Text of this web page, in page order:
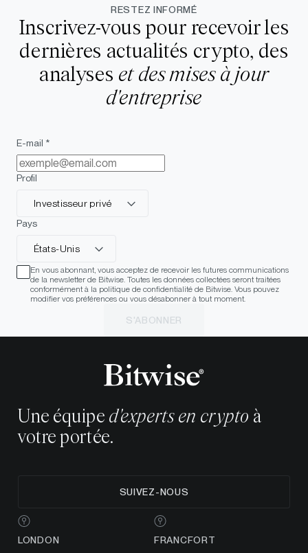
RESTEZ INFORMÉ
Inscrivez-vous pour recevoir les
dernières actualités crypto, des
analyses et des mises à jour
d'entreprise
E-mail *
Profil
Investisseur privé
Pays
États-Unis
En vous abonnant, vous acceptez de recevoir les futures communications
de la newsletter de Bitwise. Toutes les données collectées seront traitées
conformément à la politique de confidentialité de Bitwise. Vous pouvez
modifier vos préférences ou vous désabonner à tout moment.
S'ABONNER
Une équipe d'experts en crypto à
votre portée.
SUIVEZ-NOUS
LONDON FRANCFORT